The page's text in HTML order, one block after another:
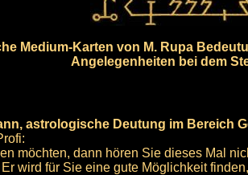
Medium-Karten von M. Rupa
Angelegenheiten bei dem
astrologische Deutung im Bereich
möchten, dann hören Sie dieses Mal
wird für Sie eine gute Möglichkeit